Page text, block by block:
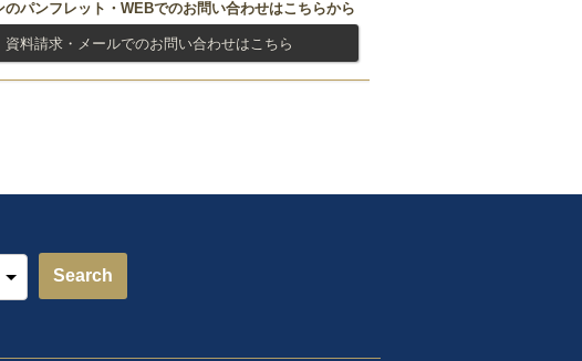
のパンフレット・WEBでのお問い合わせはこちらから
資料請求・メールでのお問い合わせはこちら
Search